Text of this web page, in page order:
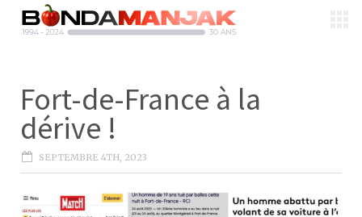
Fort-de-France à la
dérive !
SEPTEMBRE 4TH, 2023